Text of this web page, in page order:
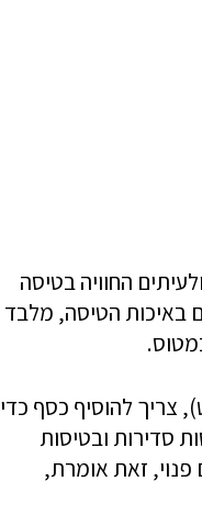
החוויה בטיסה
באיכות הטיסה, מלבד
צריך להוסיף כסף כדי
סדירות ובטיסות
זאת אומרת,